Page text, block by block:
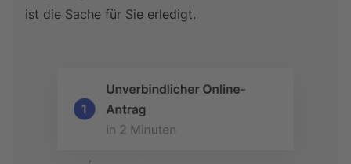
ist die Sache für Sie erledigt.